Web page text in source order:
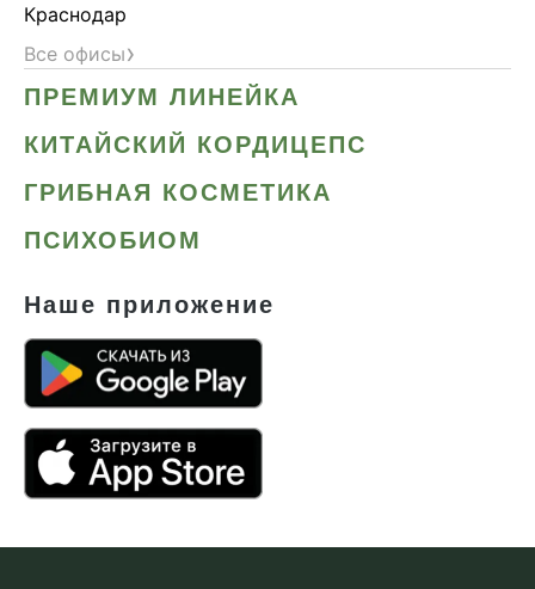
Краснодар
Все офисы›
ПРЕМИУМ ЛИНЕЙКА
КИТАЙСКИЙ КОРДИЦЕПС
ГРИБНАЯ КОСМЕТИКА
ПСИХОБИОМ
Наше приложение